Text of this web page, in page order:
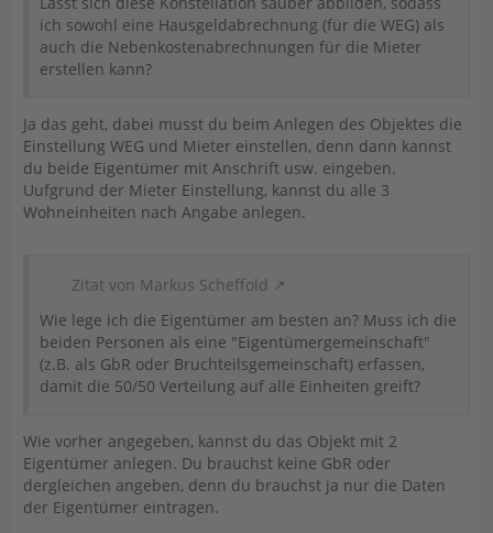
ich sowohl eine Hausgeldabrechnung (für die WEG) als
auch die Nebenkostenabrechnungen für die Mieter
erstellen kann?
Ja das geht, dabei musst du beim Anlegen des Objektes die
Einstellung WEG und Mieter einstellen, denn dann kannst
du beide Eigentümer mit Anschrift usw. eingeben.
Uufgrund der Mieter Einstellung, kannst du alle 3
Wohneinheiten nach Angabe anlegen.
Zitat von Markus Scheffold
Wie lege ich die Eigentümer am besten an? Muss ich die
beiden Personen als eine "Eigentümergemeinschaft"
(z.B. als GbR oder Bruchteilsgemeinschaft) erfassen,
damit die 50/50 Verteilung auf alle Einheiten greift?
Wie vorher angegeben, kannst du das Objekt mit 2
Eigentümer anlegen. Du brauchst keine GbR oder
dergleichen angeben, denn du brauchst ja nur die Daten
der Eigentümer eintragen.